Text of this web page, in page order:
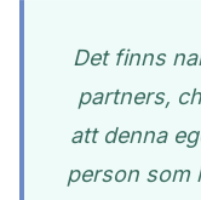
Det finns
partners,
att denna
person som